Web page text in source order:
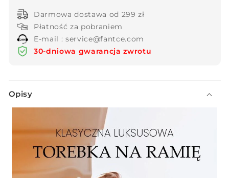
Darmowa dostawa od 299 zł
Płatność za pobraniem
E-mail : service@fantce.com
30-dniowa gwarancja zwrotu
w
Opisy